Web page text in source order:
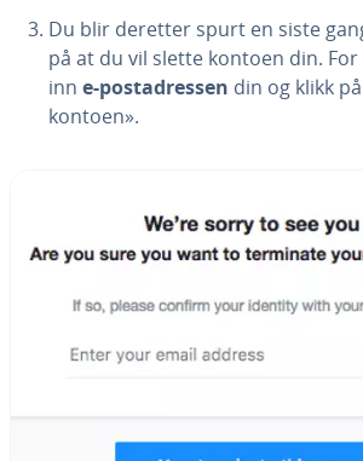
Du blir deretter spurt en siste
på at du vil slette kontoen din.
inn e-postadressen din og klikk
kontoen».